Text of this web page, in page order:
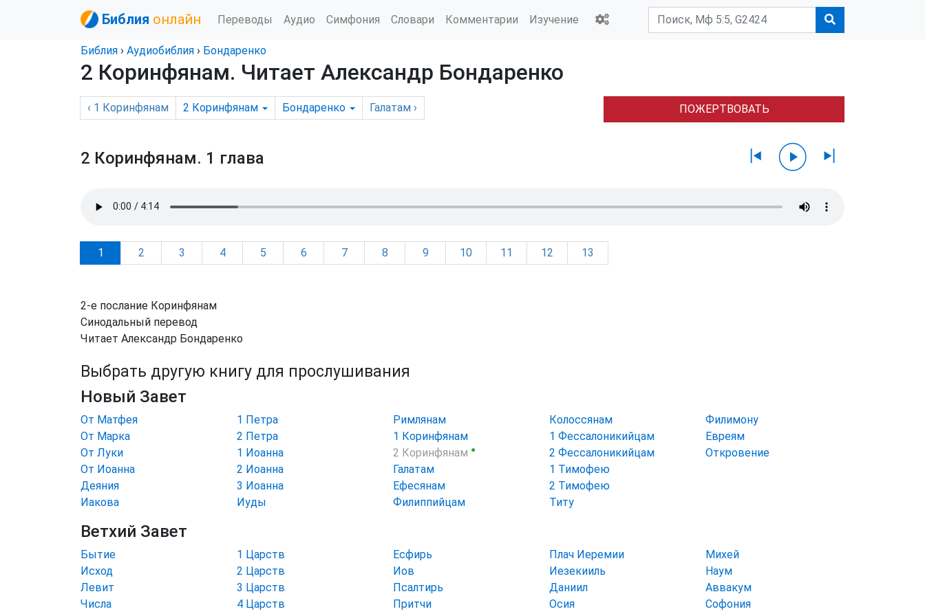
Библия онлайн Переводы Аудио Симфония Словари Комментарии Изучение
Библия › Аудиобиблия › Бондаренко
2 Коринфянам. Читает Александр Бондаренко
‹ 1 Коринфянам 2 Коринфянам Бондаренко Галатам › ПОЖЕРТВОВАТЬ
2 Коринфянам. 1 глава
1 2 3 4 5 6 7 8 9 10 11 12 13
2-е послание Коринфянам
Синодальный перевод
Читает Александр Бондаренко
Выбрать другую книгу для прослушивания
Новый Завет
От Матфея
От Марка
От Луки
От Иоанна
Деяния
Иакова
1 Петра
2 Петра
1 Иоанна
2 Иоанна
3 Иоанна
Иуды
Римлянам
1 Коринфянам
2 Коринфянам ●
Галатам
Ефесянам
Филиппийцам
Колоссянам
1 Фессалоникийцам
2 Фессалоникийцам
1 Тимофею
2 Тимофею
Титу
Филимону
Евреям
Откровение
Ветхий Завет
Бытие
Исход
Левит
Числа
1 Царств
2 Царств
3 Царств
4 Царств
Есфирь
Иов
Псалтирь
Притчи
Плач Иеремии
Иезекииль
Даниил
Осия
Михей
Наум
Аввакум
Софония